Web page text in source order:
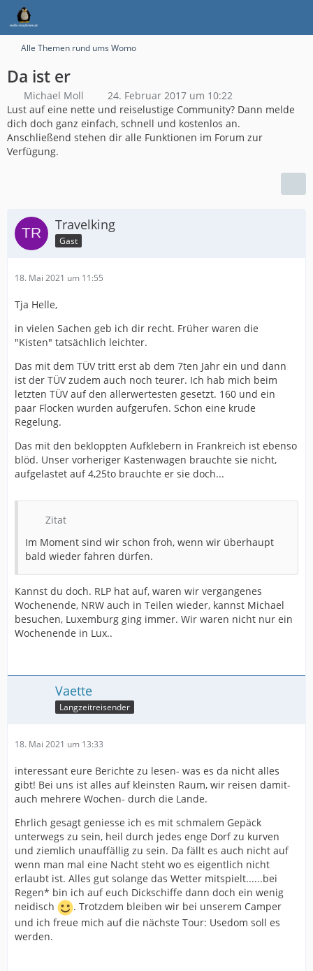
Alle Themen rund ums Womo
Da ist er
Michael Moll
24. Februar 2017 um 10:22
Lust auf eine nette und reiselustige Community? Dann melde
dich doch ganz einfach, schnell und kostenlos an.
Anschließend stehen dir alle Funktionen im Forum zur
Verfügung.
Travelking
Gast
18. Mai 2021 um 11:55
Tja Helle,
in vielen Sachen geb ich dir recht. Früher waren die
"Kisten" tatsächlich leichter.
Das mit dem TÜV tritt erst ab dem 7ten Jahr ein und dann
ist der TÜV zudem auch noch teurer. Ich hab mich beim
letzten TÜV auf den allerwertesten gesetzt. 160 und ein
paar Flocken wurden aufgerufen. Schon eine krude
Regelung.
Das mit den bekloppten Aufklebern in Frankreich ist ebenso
blöd. Unser vorheriger Kastenwagen brauchte sie nicht,
aufgelastet auf 4,25to brauchte er sie doch...
Zitat
Im Moment sind wir schon froh, wenn wir überhaupt
bald wieder fahren dürfen.
Kannst du doch. RLP hat auf, waren wir vergangenes
Wochenende, NRW auch in Teilen wieder, kannst Michael
besuchen, Luxemburg ging immer. Wir waren nicht nur ein
Wochenende in Lux..
Vaette
Langzeitreisender
18. Mai 2021 um 13:33
interessant eure Berichte zu lesen- was es da nicht alles
gibt! Bei uns ist alles auf kleinsten Raum, wir reisen damit-
auch mehrere Wochen- durch die Lande.
Ehrlich gesagt geniesse ich es mit schmalem Gepäck
unterwegs zu sein, heil durch jedes enge Dorf zu kurven
und ziemlich unauffällig zu sein. Da fällt es auch nicht auf
wenn man mal eine Nacht steht wo es eigentlich nicht
erlaubt ist. Alles gut solange das Wetter mitspielt......bei
Regen* bin ich auf euch Dickschiffe dann doch ein wenig
neidisch
. Trotzdem bleiben wir bei unserem Camper
und ich freue mich auf die nächste Tour: Usedom soll es
werden.